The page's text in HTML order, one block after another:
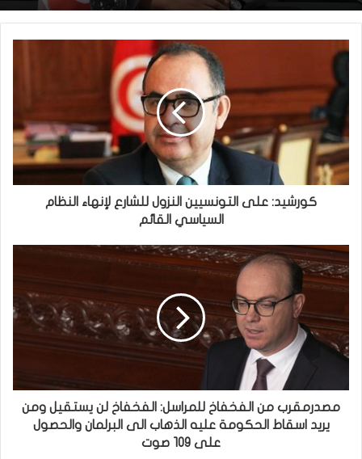
كورشيد: على التونسيين النزول للشارع لإنهاء النظام
السياسي القائم
مصدرمقرب من الفخفاخ للمراسل: الفخفاخ لن يستقيل ومن
يريد اسقاط الحكومة عليه الذهاب الى البرلمان والحصول
على 109 صوت